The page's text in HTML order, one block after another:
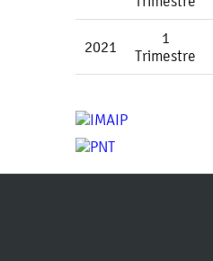
2021
1
Trimestre